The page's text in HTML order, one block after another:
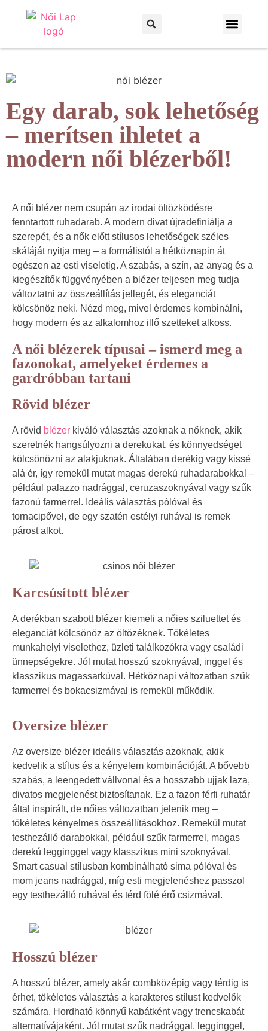
Egy darab, sok lehetőség
– merítsen ihletet a
modern női blézerből!
A női blézer nem csupán az irodai öltözködésre
fenntartott ruhadarab. A modern divat újradefiniálja a
szerepét, és a nők előtt stílusos lehetőségek széles
skáláját nyitja meg – a formálistól a hétköznapin át
egészen az esti viseletig. A szabás, a szín, az anyag és a
kiegészítők függvényében a blézer teljesen meg tudja
változtatni az összeállítás jellegét, és eleganciát
kölcsönöz neki. Nézd meg, mivel érdemes kombinálni,
hogy modern és az alkalomhoz illő szetteket alkoss.
A női blézerek típusai – ismerd meg a
fazonokat, amelyeket érdemes a
gardróbban tartani
Rövid blézer
A rövid blézer kiváló választás azoknak a nőknek, akik
szeretnék hangsúlyozni a derekukat, és könnyedséget
kölcsönözni az alakjuknak. Általában derékig vagy kissé
alá ér, így remekül mutat magas derekú ruhadarabokkal –
például palazzo nadrággal, ceruzaszoknyával vagy szűk
fazonú farmerrel. Ideális választás pólóval és
tornacipővel, de egy szatén estélyi ruhával is remek
párost alkot.
Karcsúsított blézer
A derékban szabott blézer kiemeli a nőies sziluettet és
eleganciát kölcsönöz az öltözéknek. Tökéletes
munkahelyi viselethez, üzleti találkozókra vagy családi
ünnepségekre. Jól mutat hosszú szoknyával, inggel és
klasszikus magassarkúval. Hétköznapi változatban szűk
farmerrel és bokacsizmával is remekül működik.
Oversize blézer
Az oversize blézer ideális választás azoknak, akik
kedvelik a stílus és a kényelem kombinációját. A bővebb
szabás, a leengedett vállvonal és a hosszabb ujjak laza,
divatos megjelenést biztosítanak. Ez a fazon férfi ruhatár
által inspirált, de nőies változatban jelenik meg –
tökéletes kényelmes összeállításokhoz. Remekül mutat
testhezálló darabokkal, például szűk farmerrel, magas
derekú legginggel vagy klasszikus mini szoknyával.
Smart casual stílusban kombinálható sima pólóval és
mom jeans nadrággal, míg esti megjelenéshez passzol
egy testhezálló ruhával és térd fölé érő csizmával.
Hosszú blézer
A hosszú blézer, amely akár combközépig vagy térdig is
érhet, tökéletes választás a karakteres stílust kedvelők
számára. Hordható könnyű kabátként vagy trencskabát
alternatívájaként. Jól mutat szűk nadrággal, legginggel,